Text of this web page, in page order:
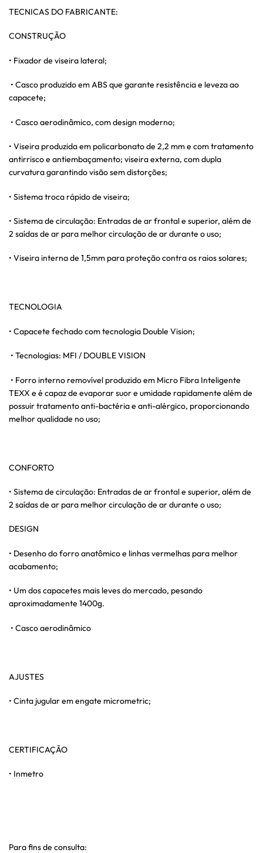
TECNICAS DO FABRICANTE:
CONSTRUÇÃO
• Fixador de viseira lateral;
• Casco produzido em ABS que garante resistência e leveza ao
capacete;
• Casco aerodinâmico, com design moderno;
• Viseira produzida em policarbonato de 2,2 mm e com tratamento
antirrisco e antiembaçamento; viseira externa, com dupla
curvatura garantindo visão sem distorções;
• Sistema troca rápido de viseira;
• Sistema de circulação: Entradas de ar frontal e superior, além de
2 saídas de ar para melhor circulação de ar durante o uso;
• Viseira interna de 1,5mm para proteção contra os raios solares;
TECNOLOGIA
• Capacete fechado com tecnologia Double Vision;
• Tecnologias: MFI / DOUBLE VISION
• Forro interno removível produzido em Micro Fibra Inteligente
TEXX e é capaz de evaporar suor e umidade rapidamente além de
possuir tratamento anti-bactéria e anti-alérgico, proporcionando
melhor qualidade no uso;
CONFORTO
• Sistema de circulação: Entradas de ar frontal e superior, além de
2 saídas de ar para melhor circulação de ar durante o uso;
DESIGN
• Desenho do forro anatômico e linhas vermelhas para melhor
acabamento;
• Um dos capacetes mais leves do mercado, pesando
aproximadamente 1400g.
• Casco aerodinâmico
AJUSTES
• Cinta jugular em engate micrometric;
CERTIFICAÇÃO
• Inmetro
Para fins de consulta: